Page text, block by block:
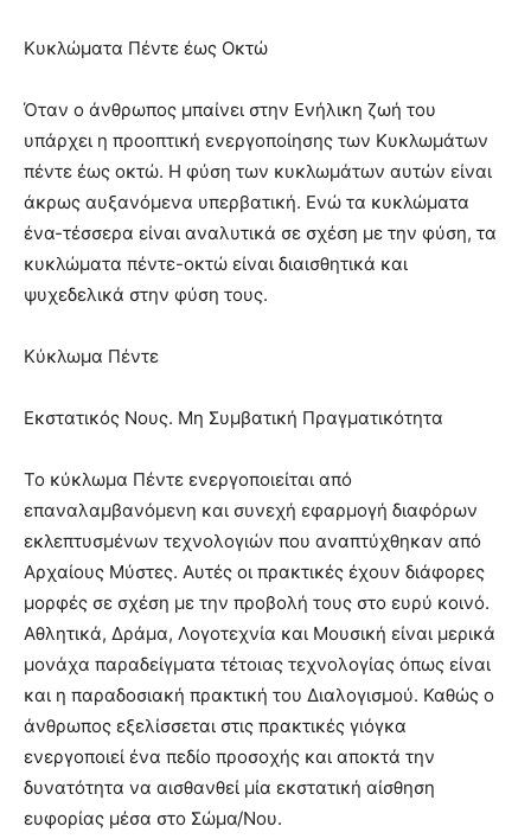
Κυκλώματα Πέντε έως Οκτώ
Όταν ο άνθρωπος μπαίνει στην Ενήλικη ζωή του
υπάρχει η προοπτική ενεργοποίησης των Κυκλωμάτων
πέντε έως οκτώ. Η φύση των κυκλωμάτων αυτών είναι
άκρως αυξανόμενα υπερβατική. Ενώ τα κυκλώματα
ένα-τέσσερα είναι αναλυτικά σε σχέση με την φύση, τα
κυκλώματα πέντε-οκτώ είναι διαισθητικά και
ψυχεδελικά στην φύση τους.
Κύκλωμα Πέντε
Εκστατικός Νους. Μη Συμβατική Πραγματικότητα
Το κύκλωμα Πέντε ενεργοποιείται από
επαναλαμβανόμενη και συνεχή εφαρμογή διαφόρων
εκλεπτυσμένων τεχνολογιών που αναπτύχθηκαν από
Αρχαίους Μύστες. Αυτές οι πρακτικές έχουν διάφορες
μορφές σε σχέση με την προβολή τους στο ευρύ κοινό.
Αθλητικά, Δράμα, Λογοτεχνία και Μουσική είναι μερικά
μονάχα παραδείγματα τέτοιας τεχνολογίας όπως είναι
και η παραδοσιακή πρακτική του Διαλογισμού. Καθώς ο
άνθρωπος εξελίσσεται στις πρακτικές γιόγκα
ενεργοποιεί ένα πεδίο προσοχής και αποκτά την
δυνατότητα να αισθανθεί μία εκστατική αίσθηση
ευφορίας μέσα στο Σώμα/Νου.